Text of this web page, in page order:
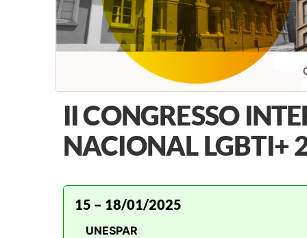
II CONGRESSO
NACIONAL LGBTI+
15 – 18/01/2025
UNESPAR